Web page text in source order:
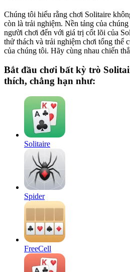
Chúng tôi hiểu rằng chơi Solitaire
còn là trải nghiệm. Nền tảng của
người chơi đến với giá trị cốt lõi của
thử thách và trải nghiệm chơi tổng thể
của chúng tôi. Hãy cùng nhau chiến
Bắt đầu chơi bất kỳ trò
thích, chẳng hạn như:
Solitaire
Spider
FreeCell